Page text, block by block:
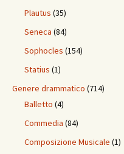
Plautus (35)
Seneca (84)
Sophocles (154)
Statius (1)
Genere drammatico (714)
Balletto (4)
Commedia (84)
Composizione Musicale (1)